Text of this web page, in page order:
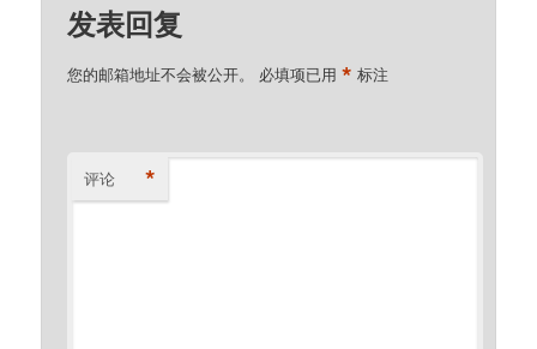
发表回复
您的邮箱地址不会被公开。 必填项已用* 标注
评论 *